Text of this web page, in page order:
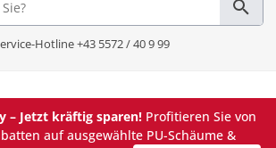
Hotline +43 5572 / 40 9 99
– Jetzt kräftig sparen!Profitieren Sie von
auf ausgewählte PU-Schäume &